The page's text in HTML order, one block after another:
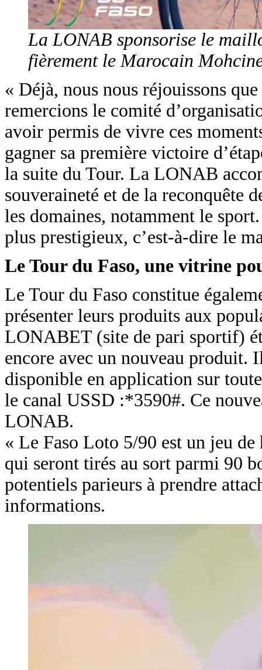
La LONAB sponsorise le
fièrement le Marocain
« Déjà, nous nous réjouissons
remercions le comité
avoir permis de vivre ces
gagner sa première victoire
la suite du Tour. La LONAB
souveraineté et de la reconquête
les domaines, notamment le
plus prestigieux, c’est-à-dire le
Le Tour du Faso, une vitrine
Le Tour du Faso constitue
présenter leurs produits aux
LONABET (site de pari sportif)
encore avec un nouveau produit.
disponible en application sur
le canal USSD :*3590#. Ce
LONAB.
« Le Faso Loto 5/90 est un jeu
qui seront tirés au sort parmi 90
potentiels parieurs à prendre
informations.